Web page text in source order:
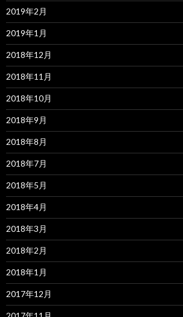
2019年2月
2019年1月
2018年12月
2018年11月
2018年10月
2018年9月
2018年8月
2018年7月
2018年5月
2018年4月
2018年3月
2018年2月
2018年1月
2017年12月